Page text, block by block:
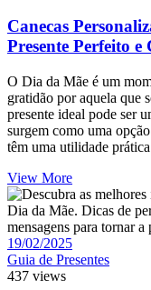
Canecas
Presente Perfeito
O Dia da Mãe é um
gratidão por aquela que
presente ideal pode ser
surgem como uma
têm uma utilidade
View More
19/02/2025
Guia de Presentes
437 views